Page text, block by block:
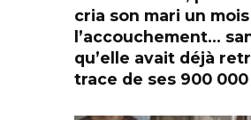
cria son mari un
l’accouchement…
qu’elle avait déjà
trace de ses 900 000